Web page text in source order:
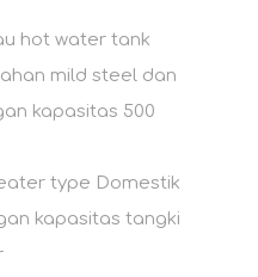
hot water tank
mild steel dan
kapasitas 500
type Domestik
kapasitas tangki